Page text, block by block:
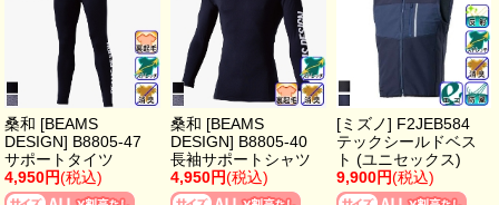
桑和 [BEAMS
DESIGN] B8805-47
サポートタイツ
4,950円(税込)
桑和 [BEAMS
DESIGN] B8805-40
長袖サポートシャツ
4,950円(税込)
[ミズノ] F2JEB584
テックシールドベス
ト (ユニセックス)
9,900円(税込)